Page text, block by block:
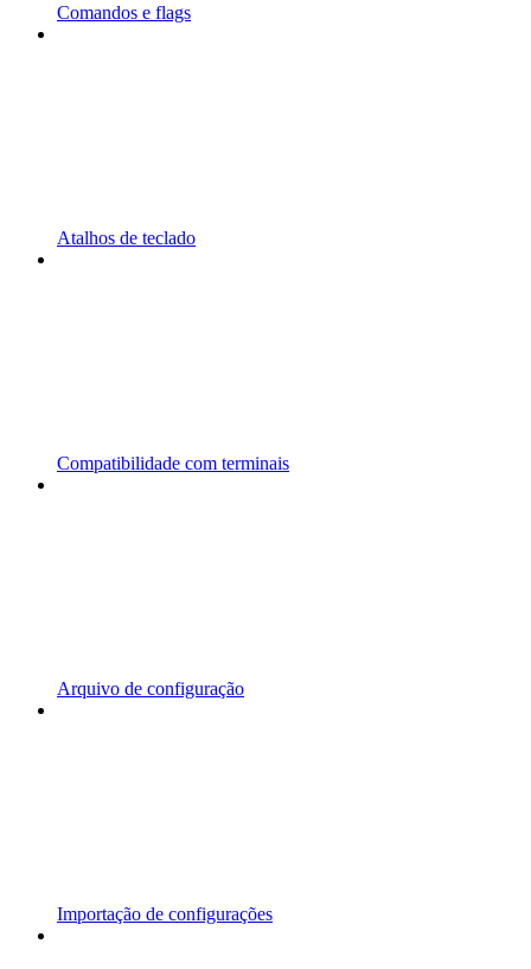
Comandos e flags
Atalhos de teclado
Compatibilidade com terminais
Arquivo de configuração
Importação de configurações